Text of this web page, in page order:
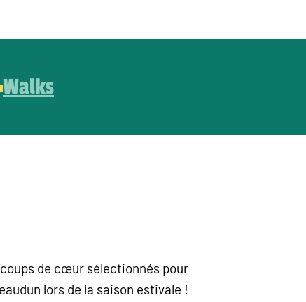
Walks
de cœur sélectionnés pour
lors de la saison estivale !